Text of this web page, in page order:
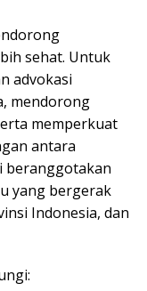
sehat. Untuk
advokasi
mendorong
memperkuat
antara
beranggotakan
yang bergerak
Indonesia, dan